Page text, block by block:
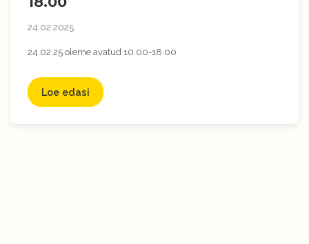
24.02.2025
24.02.25 oleme avatud 10.00-18.00
Loe edasi